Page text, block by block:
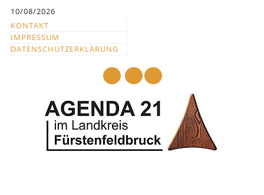
springen
10/08/2026
KONTAKT
IMPRESSUM
DATENSCHUTZERKLÄRUNG